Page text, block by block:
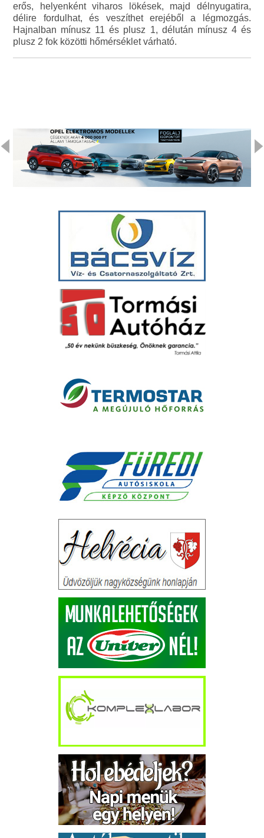
erős, helyenként viharos lökések, majd délnyugatira,
délire fordulhat, és veszíthet erejéből a légmozgás.
Hajnalban mínusz 11 és plusz 1, délután mínusz 4 és
plusz 2 fok közötti hőmérséklet várható.